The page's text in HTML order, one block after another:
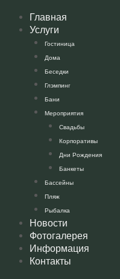
содержимому
Главная
Услуги
Гостиница
Дома
Беседки
Глэмпинг
Бани
Мероприятия
Свадьбы
Корпоративы
Дни Рождения
Банкеты
Бассейны
Пляж
Рыбалка
Новости
Фотогалерея
Информация
Контакты